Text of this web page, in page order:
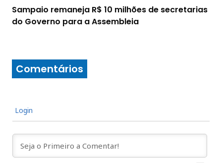
Sampaio remaneja R$ 10 milhões de secretarias
do Governo para a Assembleia
Comentários
Login